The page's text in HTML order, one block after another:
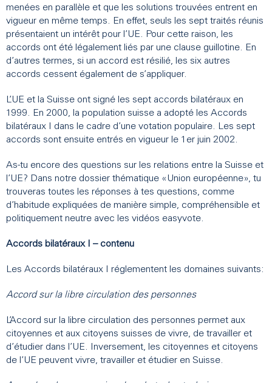
menées en parallèle et que les solutions trouvées entrent en
vigueur en même temps. En effet, seuls les sept traités réunis
présentaient un intérêt pour l’UE. Pour cette raison, les
accords ont été légalement liés par une clause guillotine. En
d’autres termes, si un accord est résilié, les six autres
accords cessent également de s’appliquer.
L’UE et la Suisse ont signé les sept accords bilatéraux en
1999. En 2000, la population suisse a adopté les Accords
bilatéraux I dans le cadre d’une votation populaire. Les sept
accords sont ensuite entrés en vigueur le 1er juin 2002.
As-tu encore des questions sur les relations entre la Suisse et
l’UE? Dans notre dossier thématique «Union européenne», tu
trouveras toutes les réponses à tes questions, comme
d’habitude expliquées de manière simple, compréhensible et
politiquement neutre avec les vidéos easyvote.
Accords bilatéraux I – contenu
Les Accords bilatéraux I réglementent les domaines suivants:
Accord sur la libre circulation des personnes
L’Accord sur la libre circulation des personnes permet aux
citoyennes et aux citoyens suisses de vivre, de travailler et
d’étudier dans l’UE. Inversement, les citoyennes et citoyens
de l’UE peuvent vivre, travailler et étudier en Suisse.